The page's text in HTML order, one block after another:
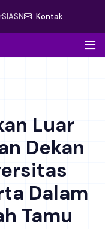
SIASN Kontak
Luar
Dekan
Dalam
Tamu